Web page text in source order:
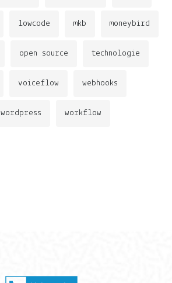
lowcode mkb moneybird
open source technologie
voiceflow webhooks
wordpress workflow